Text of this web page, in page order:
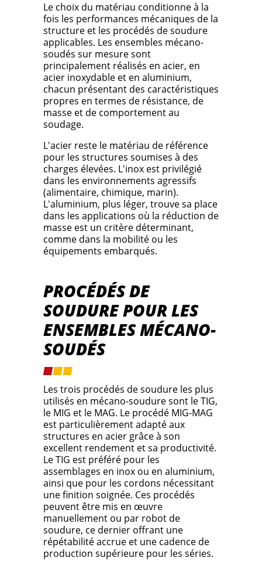
Le choix du matériau conditionne à la
fois les performances mécaniques de la
structure et les procédés de soudure
applicables. Les ensembles mécano-
soudés sur mesure sont
principalement réalisés en acier, en
acier inoxydable et en aluminium,
chacun présentant des caractéristiques
propres en termes de résistance, de
masse et de comportement au
soudage.
L'acier reste le matériau de référence
pour les structures soumises à des
charges élevées. L'inox est privilégié
dans les environnements agressifs
(alimentaire, chimique, marin).
L'aluminium, plus léger, trouve sa place
dans les applications où la réduction de
masse est un critère déterminant,
comme dans la mobilité ou les
équipements embarqués.
PROCÉDÉS DE
SOUDURE POUR LES
ENSEMBLES MÉCANO-
SOUDÉS
Les trois procédés de soudure les plus
utilisés en mécano-soudure sont le TIG,
le MIG et le MAG. Le procédé MIG-MAG
est particulièrement adapté aux
structures en acier grâce à son
excellent rendement et sa productivité.
Le TIG est préféré pour les
assemblages en inox ou en aluminium,
ainsi que pour les cordons nécessitant
une finition soignée. Ces procédés
peuvent être mis en œuvre
manuellement ou par robot de
soudure, ce dernier offrant une
répétabilité accrue et une cadence de
production supérieure pour les séries.